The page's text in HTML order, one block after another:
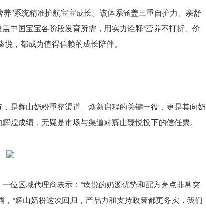
”系统精准护航宝宝成长。该体系涵盖三重自护力、亲舒
中国宝宝各阶段发育所需，用实力诠释“营养不打折、价
，都成为值得信赖的成长陪伴。
是辉山奶粉重整渠道、焕新启程的关键一役，更是其向奶
煌成绩，无疑是市场与渠道对辉山臻悦投下的信任票。
位区域代理商表示：“臻悦的奶源优势和配方亮点非常突
“辉山奶粉这次回归，产品力和支持政策都更务实，我们